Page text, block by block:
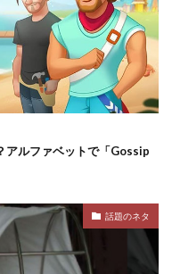
アルファベットで「Gossip
話題のネタ